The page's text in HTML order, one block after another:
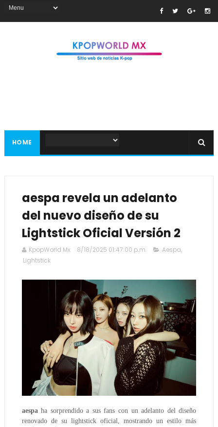
HOME
aespa revela un adelanto
del nuevo diseño de su
Lightstick Oficial Versión 2
KpopWorld Mx 8/18/2025 01:47:00 p.m. Aespa,
Lightstick
aespaha sorprendido a sus fans con un adelanto del diseño
renovado de su lightstick oficial, mostrando un estilo más